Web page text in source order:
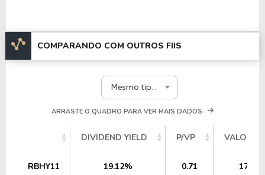
COMPARANDO COM OUTROS FIIS
Mesmo tipo e segmento
ARRASTE O QUADRO PARA VER MAIS DADOS
DIVIDEND YIELD P/VP VALOR
RBHY11 19.12% 0.71